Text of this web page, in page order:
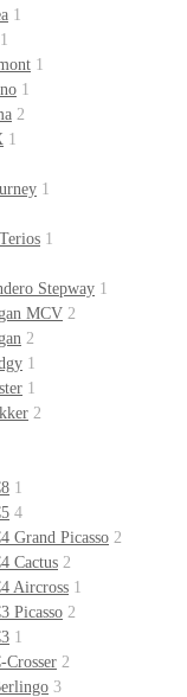
1
1
1
1
2
1
1
1
Stepway 1
MCV 2
2
1
1
2
1
4
Grand Picasso 2
Cactus 2
Aircross 1
Picasso 2
1
Crosser 2
3